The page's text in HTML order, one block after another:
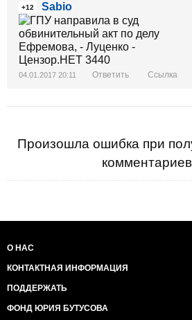
+12 Sabio
04.01.2017 20:11 Ответить Ссылка
Произошла ошибка при
О НАС
КОНТАКТНАЯ ИНФОРМАЦИЯ
ПОДДЕРЖАТЬ
ФОНД ЮРИЯ БУТУСОВА